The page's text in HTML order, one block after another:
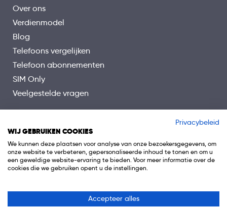
Over ons
Verdienmodel
Blog
Telefoons vergelijken
Telefoon abonnementen
SIM Only
Veelgestelde vragen
Privacybeleid
WIJ GEBRUIKEN COOKIES
We kunnen deze plaatsen voor analyse van onze bezoekersgegevens, om
onze website te verbeteren, gepersonaliseerde inhoud te tonen en om u
een geweldige website-ervaring te bieden. Voor meer informatie over de
cookies die we gebruiken opent u de instellingen.
Accepteer alles